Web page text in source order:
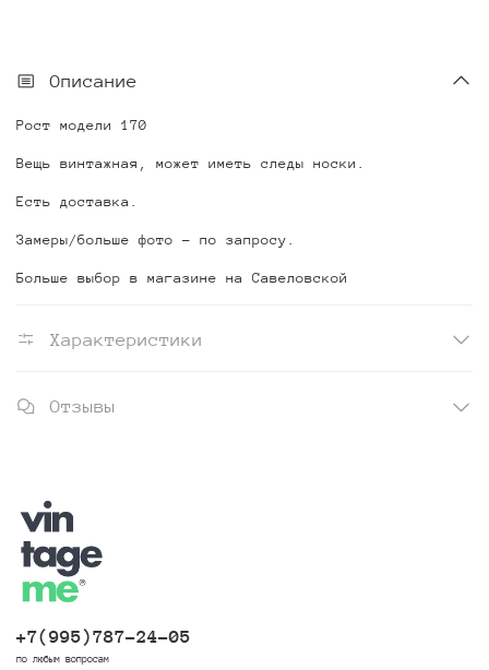
Описание
Рост модели 170
Вещь винтажная, может иметь следы носки.
Есть доставка.
Замеры/больше фото - по запросу.
Больше выбор в магазине на Савеловской
Характеристики
Отзывы
+7(995)787-24-05
по любым вопросам